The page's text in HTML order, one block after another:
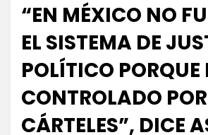
“EN MÉXICO NO
EL SISTEMA DE
POLÍTICO PORQUE
CONTROLADO
CÁRTELES”, DICE